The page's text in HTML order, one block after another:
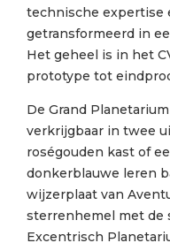
technische expertise
getransformeerd in
Het geheel is in het
prototype tot
De Grand
verkrijgbaar in twee
roségouden kast of
donkerblauwe leren
wijzerplaat van
sterrenhemel met de
Excentrisch